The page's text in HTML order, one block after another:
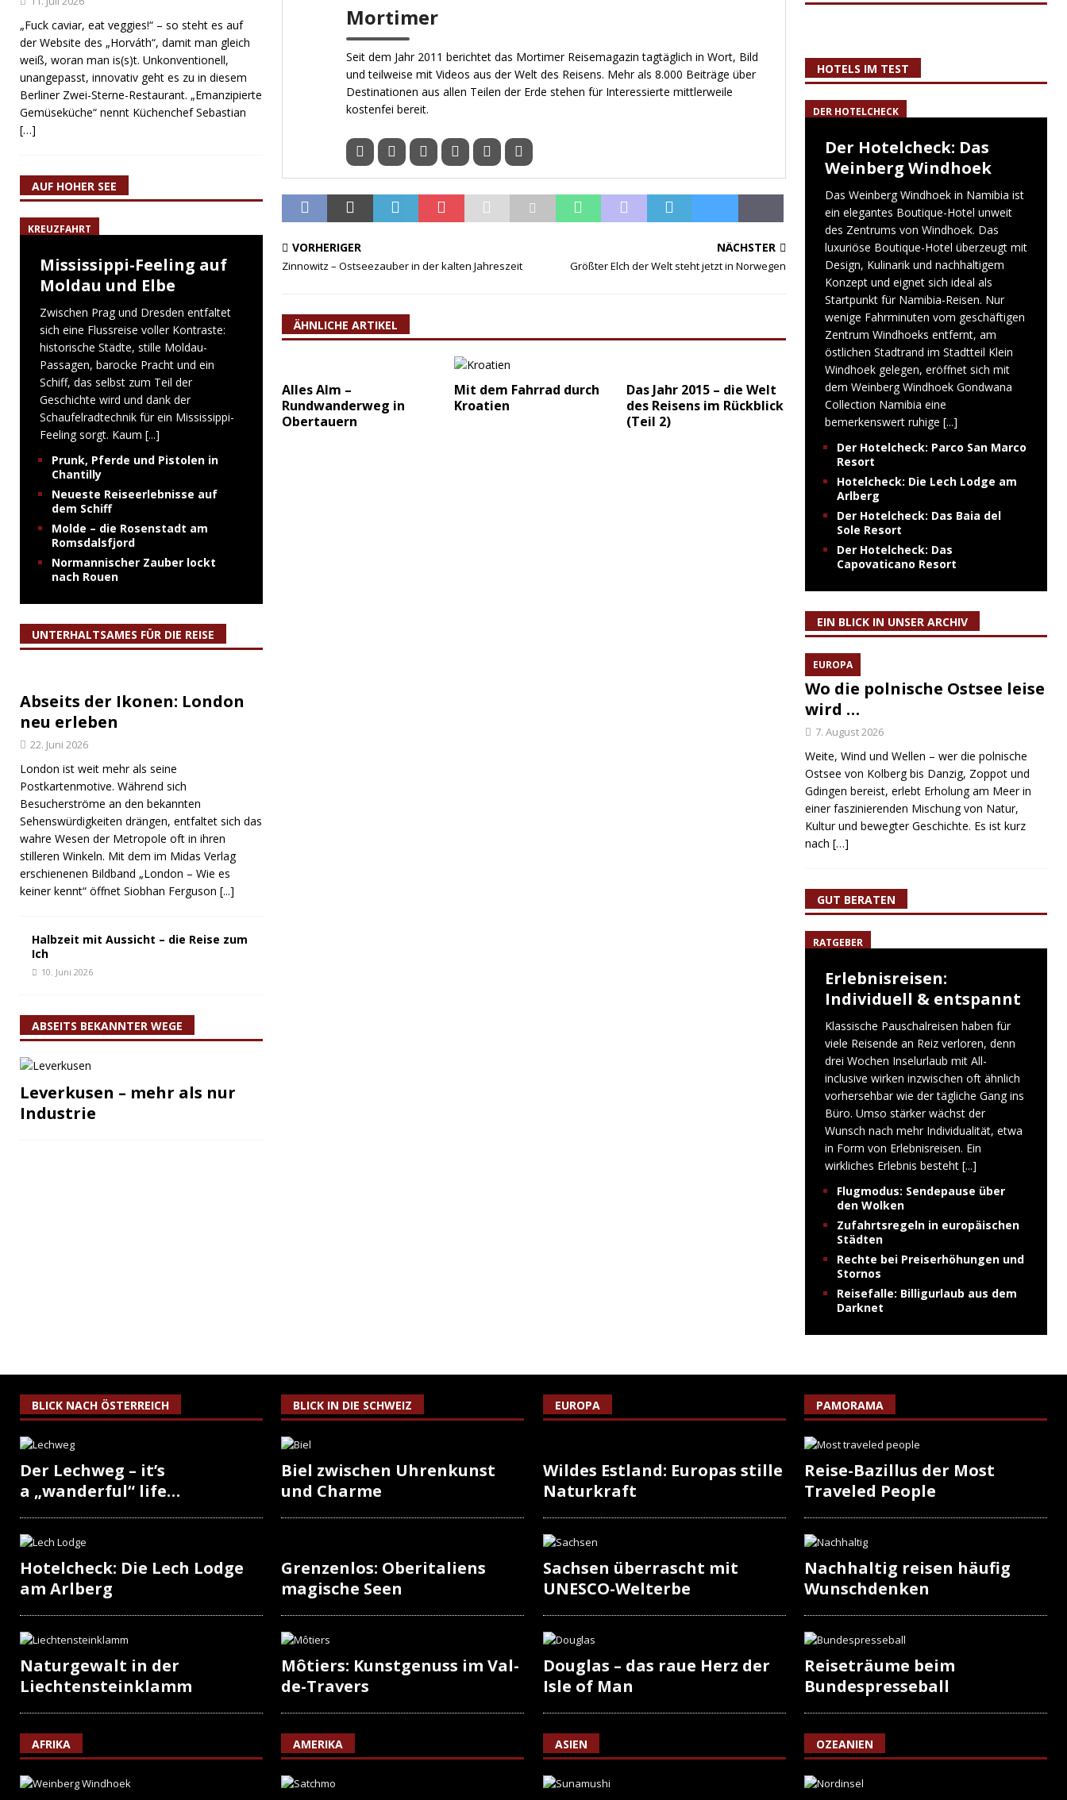
Mortimer
Seit dem Jahr 2011 berichtet das Mortimer Reisemagazin tagtäglich in Wort, Bild
und teilweise mit Videos aus der Welt des Reisens. Mehr als 8.000 Beiträge über
Destinationen aus allen Teilen der Erde stehen für Interessierte mittlerweile
kostenfei bereit.
VORHERIGER
Zinnowitz – Ostseezauber in der kalten Jahreszeit
NÄCHSTER
Größter Elch der Welt steht jetzt in Norwegen
ÄHNLICHE ARTIKEL
Alles Alm –
Rundwanderweg in
Obertauern
Mit dem Fahrrad durch
Kroatien
Das Jahr 2015 – die Welt
des Reisens im Rückblick
(Teil 2)
„Fuck caviar, eat veggies!“ – so steht es auf
der Website des „Horváth“, damit man gleich
weiß, woran man is(s)t. Unkonventionell,
unangepasst, innovativ geht es zu in diesem
Berliner Zwei-Sterne-Restaurant. „Emanzipierte
Gemüseküche“ nennt Küchenchef Sebastian
[…]
AUF HOHER SEE
KREUZFAHRT
Mississippi-Feeling auf
Moldau und Elbe
Zwischen Prag und Dresden entfaltet
sich eine Flussreise voller Kontraste:
historische Städte, stille Moldau-
Passagen, barocke Pracht und ein
Schiff, das selbst zum Teil der
Geschichte wird und dank der
Schaufelradtechnik für ein Mississippi-
Feeling sorgt. Kaum [...]
Prunk, Pferde und Pistolen in
Chantilly
Neueste Reiseerlebnisse auf
dem Schiff
Molde – die Rosenstadt am
Romsdalsfjord
Normannischer Zauber lockt
nach Rouen
UNTERHALTSAMES FÜR DIE REISE
Abseits der Ikonen: London
neu erleben
22. Juni 2026
London ist weit mehr als seine
Postkartenmotive. Während sich
Besucherströme an den bekannten
Sehenswürdigkeiten drängen, entfaltet sich das
wahre Wesen der Metropole oft in ihren
stilleren Winkeln. Mit dem im Midas Verlag
erschienenen Bildband „London – Wie es
keiner kennt“ öffnet Siobhan Ferguson [...]
Halbzeit mit Aussicht – die Reise zum
Ich
10. Juni 2026
ABSEITS BEKANNTER WEGE
Leverkusen – mehr als nur
Industrie
HOTELS IM TEST
DER HOTELCHECK
Der Hotelcheck: Das
Weinberg Windhoek
Das Weinberg Windhoek in Namibia ist
ein elegantes Boutique-Hotel unweit
des Zentrums von Windhoek. Das
luxuriöse Boutique-Hotel überzeugt mit
Design, Kulinarik und nachhaltigem
Konzept und eignet sich ideal als
Startpunkt für Namibia-Reisen. Nur
wenige Fahrminuten vom geschäftigen
Zentrum Windhoeks entfernt, am
östlichen Stadtrand im Stadtteil Klein
Windhoek gelegen, eröffnet sich mit
dem Weinberg Windhoek Gondwana
Collection Namibia eine
bemerkenswert ruhige [...]
Der Hotelcheck: Parco San Marco
Resort
Hotelcheck: Die Lech Lodge am
Arlberg
Der Hotelcheck: Das Baia del
Sole Resort
Der Hotelcheck: Das
Capovaticano Resort
EIN BLICK IN UNSER ARCHIV
EUROPA
Wo die polnische Ostsee leise
wird …
7. August 2026
Weite, Wind und Wellen – wer die polnische
Ostsee von Kolberg bis Danzig, Zoppot und
Gdingen bereist, erlebt Erholung am Meer in
einer faszinierenden Mischung von Natur,
Kultur und bewegter Geschichte. Es ist kurz
nach […]
GUT BERATEN
RATGEBER
Erlebnisreisen:
Individuell & entspannt
Klassische Pauschalreisen haben für
viele Reisende an Reiz verloren, denn
drei Wochen Inselurlaub mit All-
inclusive wirken inzwischen oft ähnlich
vorhersehbar wie der tägliche Gang ins
Büro. Umso stärker wächst der
Wunsch nach mehr Individualität, etwa
in Form von Erlebnisreisen. Ein
wirkliches Erlebnis besteht [...]
Flugmodus: Sendepause über
den Wolken
Zufahrtsregeln in europäischen
Städten
Rechte bei Preiserhöhungen und
Stornos
Reisefalle: Billigurlaub aus dem
Darknet
BLICK NACH ÖSTERREICH
Der Lechweg – it’s
a „wanderful“ life…
Hotelcheck: Die Lech Lodge
am Arlberg
Naturgewalt in der
Liechtensteinklamm
AFRIKA
BLICK IN DIE SCHWEIZ
Biel zwischen Uhrenkunst
und Charme
Grenzenlos: Oberitaliens
magische Seen
Môtiers: Kunstgenuss im Val-
de-Travers
AMERIKA
EUROPA
Wildes Estland: Europas stille
Naturkraft
Sachsen überrascht mit
UNESCO-Welterbe
Douglas – das raue Herz der
Isle of Man
ASIEN
PAMORAMA
Reise-Bazillus der Most
Traveled People
Nachhaltig reisen häufig
Wunschdenken
Reiseträume beim
Bundespresseball
OZEANIEN